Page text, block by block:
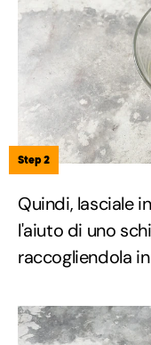
Step 2
Quindi, lasciale
l'aiuto di uno
raccogliendola